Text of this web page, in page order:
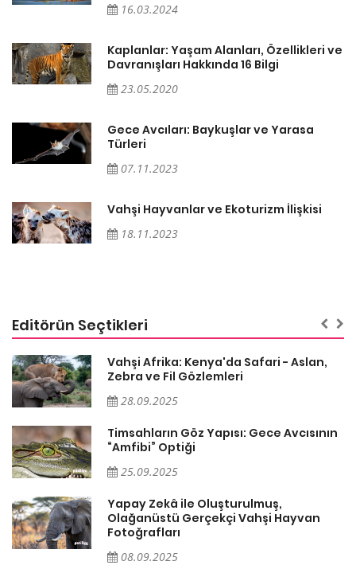
16.03.2024
Kaplanlar: Yaşam Alanları, Özellikleri ve
Davranışları Hakkında 16 Bilgi
23.05.2020
Gece Avcıları: Baykuşlar ve Yarasa
Türleri
07.11.2023
Vahşi Hayvanlar ve Ekoturizm İlişkisi
18.11.2023
Editörün Seçtikleri
Vahşi Afrika: Kenya'da Safari - Aslan,
Zebra ve Fil Gözlemleri
28.09.2025
Timsahların Göz Yapısı: Gece Avcısının
“Amfibi” Optiği
25.09.2025
Yapay Zekâ ile Oluşturulmuş,
Olağanüstü Gerçekçi Vahşi Hayvan
Fotoğrafları
08.09.2025